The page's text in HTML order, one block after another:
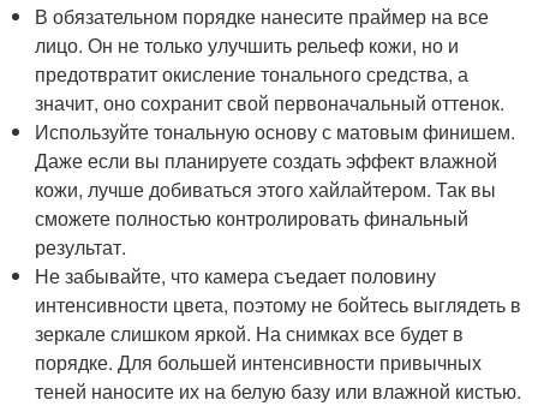
В обязательном порядке нанесите праймер на все
лицо. Он не только улучшить рельеф кожи, но и
предотвратит окисление тонального средства, а
значит, оно сохранит свой первоначальный оттенок.
Используйте тональную основу с матовым финишем.
Даже если вы планируете создать эффект влажной
кожи, лучше добиваться этого хайлайтером. Так вы
сможете полностью контролировать финальный
результат.
Не забывайте, что камера съедает половину
интенсивности цвета, поэтому не бойтесь выглядеть в
зеркале слишком яркой. На снимках все будет в
порядке. Для большей интенсивности привычных
теней наносите их на белую базу или влажной кистью.